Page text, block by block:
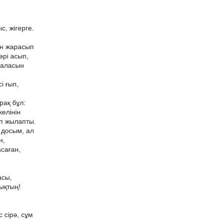
жігерге.
жарасып
асып,
ғып,
бұл:
жылапты.
ал
сірә, сұм